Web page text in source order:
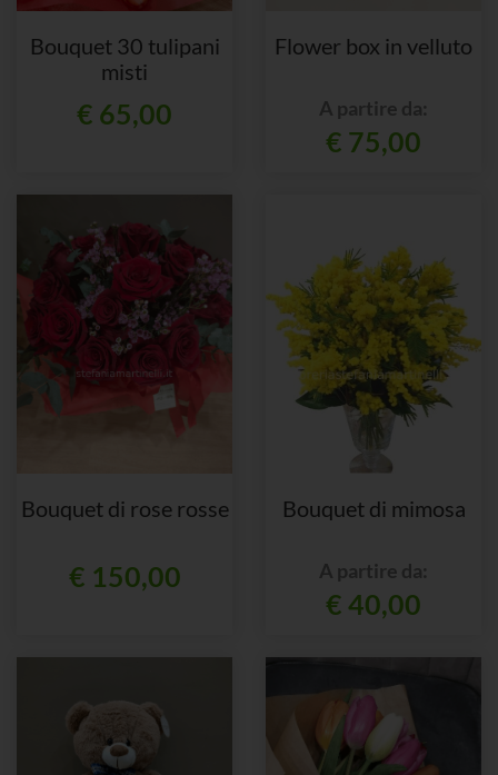
Bouquet 30 tulipani
misti
€ 65,00
Flower box in velluto
A partire da:
€ 75,00
Bouquet di rose rosse
€ 150,00
Bouquet di mimosa
A partire da:
€ 40,00